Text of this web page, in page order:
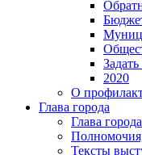
2020
О
Глава города
Глава города
Тексты